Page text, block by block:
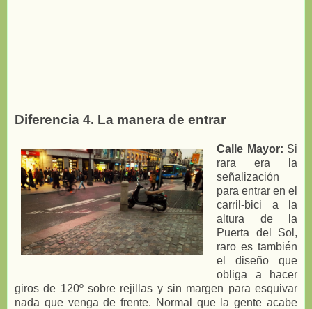
Diferencia 4. La manera de entrar
Calle Mayor: Si
rara era la
señalización
para entrar en el
carril-bici a la
altura de la
Puerta del Sol,
raro es también
el diseño que
obliga a hacer
giros de 120º sobre rejillas y sin margen para esquivar
nada que venga de frente. Normal que la gente acabe